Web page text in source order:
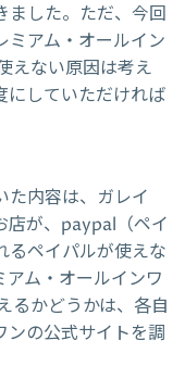
ました。ただ、今回
ミアム・オールイン
えない原因は考え
にしていただければ
た内容は、ガレイ
店が、paypal（ペイ
るペイパルが使えな
ム・オールインワ
るかどうかは、各自
ンの公式サイトを調